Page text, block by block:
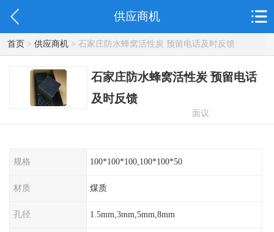
供应商机
首页> 供应商机> 石家庄防水蜂窝活性炭 预留电话及时反馈
石家庄防水蜂窝活性炭 预留电话
及时反馈
面议
规格 100*100*100,100*100*50
材质 煤质
孔径 1.5mm,3mm,5mm,8mm